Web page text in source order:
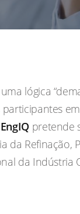
lógica
participantes
pretende
da
da Indústria